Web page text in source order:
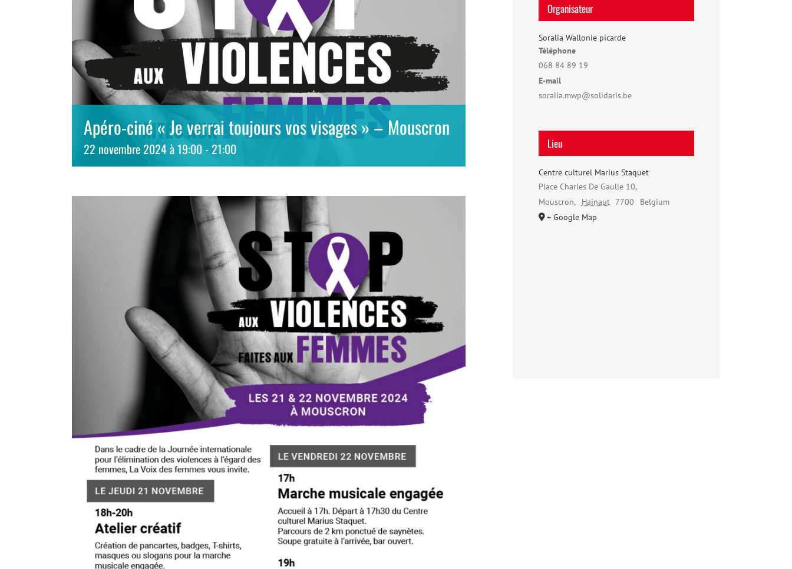
Apéro-ciné « Je verrai toujours vos visages » – Mouscron
22 novembre 2024 à 19:00-21:00
Organisateur
Soralia Wallonie picarde
Téléphone
068 84 89 19
E-mail
soralia.mwp@solidaris.be
Lieu
Centre culturel Marius Staquet
Place Charles De Gaulle 10,
Mouscron, Hainaut 7700
Belgium
+ Google Map